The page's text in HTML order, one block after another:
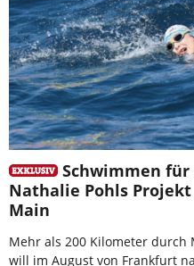
Schwimmen
Nathalie Pohls Projekt
Main
Mehr als 200 Kilometer durch
will im August von Frankfurt